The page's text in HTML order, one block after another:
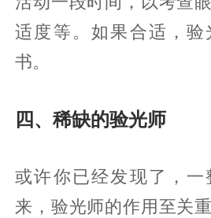
适度等。如果合适，验
书。
四、稀缺的验光师
或许你已经发现了，一
来，验光师的作用至关